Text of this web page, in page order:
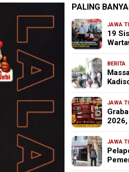
PALING
JAWA
19
BERITA
JAWA
JAWA